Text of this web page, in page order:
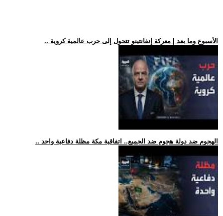
.. الأسبوع وما بعد | معركة إنفانتينو تتحول إلى حرب عالمية كروية
.. الهجوم ضد دولة هجوم ضد الجميع.. اتفاقية مكة مظلة دفاعية واحد